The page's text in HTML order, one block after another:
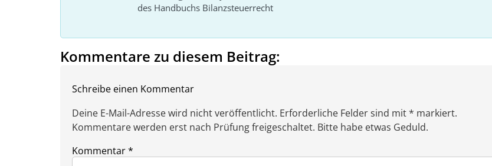
des Handbuchs Bilanzsteuerrecht
Kommentare zu diesem Beitrag:
Schreibe einen Kommentar
Deine E-Mail-Adresse wird nicht veröffentlicht. Erforderliche Felder sind mit * markiert.
Kommentare werden erst nach Prüfung freigeschaltet. Bitte habe etwas Geduld.
Kommentar*